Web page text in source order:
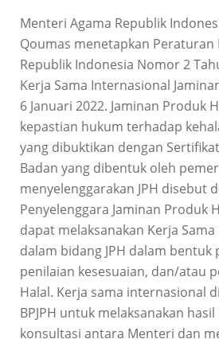
Menteri Agama Republik
Qoumas menetapkan Peraturan
Republik Indonesia Nomor 2
Kerja Sama Internasional
6 Januari 2022. Jaminan Produk
kepastian hukum terhadap
yang dibuktikan dengan
Badan yang dibentuk oleh
menyelenggarakan JPH disebut
Penyelenggara Jaminan Produk
dapat melaksanakan Kerja
dalam bidang JPH dalam bentuk
penilaian kesesuaian, dan/atau
Halal. Kerja sama internasional
BPJPH untuk melaksanakan
konsultasi antara Menteri dan